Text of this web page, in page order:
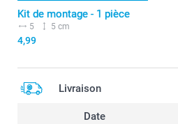
Kit de montage - 1 pièce
5 5 cm
4,99
Livraison
Date